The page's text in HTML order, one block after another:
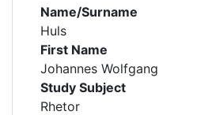
Name/Surname
Huls
First Name
Johannes Wolfgang
Study Subject
Rhetor